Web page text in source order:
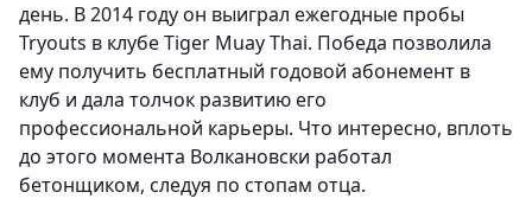
день. В 2014 году он выиграл ежегодные пробы
Tryouts в клубе Tiger Muay Thai. Победа позволила
ему получить бесплатный годовой абонемент в
клуб и дала толчок развитию его
профессиональной карьеры. Что интересно, вплоть
до этого момента Волкановски работал
бетонщиком, следуя по стопам отца.